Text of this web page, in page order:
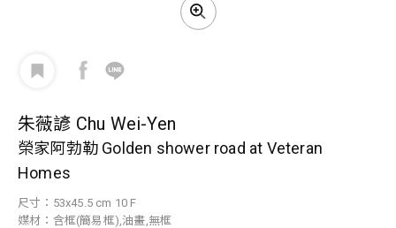
朱薇諺 Chu Wei-Yen
榮家阿勃勒 Golden shower road at Veteran
Homes
尺寸：53x45.5 cm 10 F
媒材：含框(簡易框),油畫,無框